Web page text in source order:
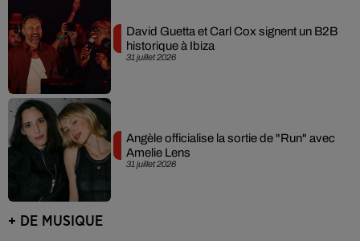
31 juillet 2026
David Guetta et Carl Cox signent un B2B
historique à Ibiza
31 juillet 2026
Angèle officialise la sortie de "Run" avec
Amelie Lens
+ DE MUSIQUE